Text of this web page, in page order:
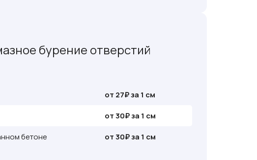
бурение отверстий
от 27₽ за 1 см
от 30₽ за 1 см
бетоне от 30₽ за 1 см